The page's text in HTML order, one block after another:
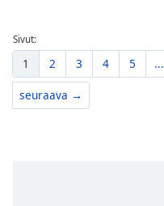
Sivut:
1 2 3 4 5 ...
seuraava →